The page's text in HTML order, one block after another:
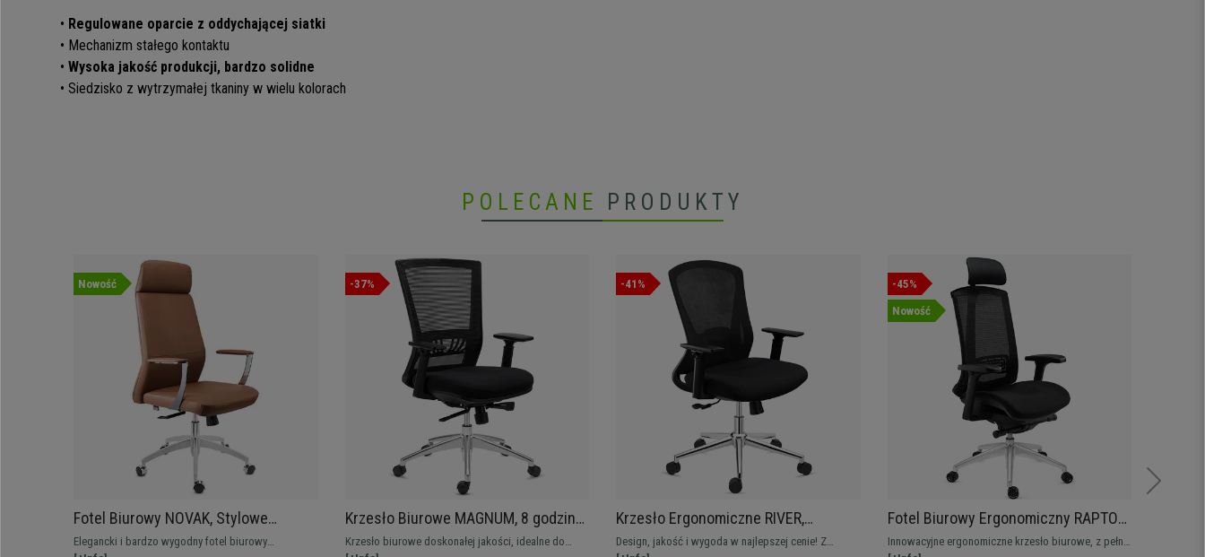
• Regulowane oparcie z oddychającej siatki
• Mechanizm stałego kontaktu
• Wysoka jakość produkcji, bardzo solidne
• Siedzisko z wytrzymałej tkaniny w wielu kolorach
POLECANE PRODUKTY
Nowość
Fotel Biurowy NOVAK, Stylowe
Podłokietniki, Aluminiowa Podstawa,
Elegancki i bardzo wygodny fotel biurowy
-37%
Krzesło Biurowe MAGNUM, 8 godzin
Pracy, Aluminiowa Podstawa,
Krzesło biurowe doskonałej jakości, idealne do
-41%
Krzesło Ergonomiczne RIVER,
Wygodne i Stylowe, Intensywne
Design, jakość i wygoda w najlepszej cenie! Z
-45%
Nowość
Fotel Biurowy Ergonomiczny RAPTOR,
Zaawansowany Design, Maksymalne
Innowacyjne ergonomiczne krzesło biurowe, z pełną